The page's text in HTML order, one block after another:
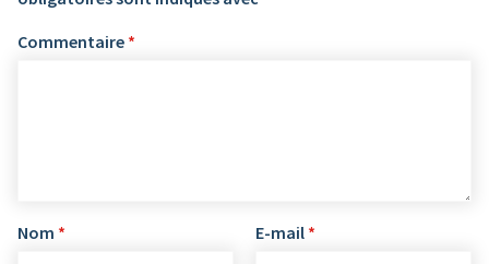
Commentaire *
Nom * E-mail *